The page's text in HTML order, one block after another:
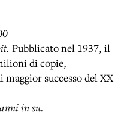
Pubblicato nel 1937, il
di copie,
successo del XX
in su.